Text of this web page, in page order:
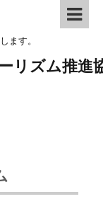
ます。
リズム推進